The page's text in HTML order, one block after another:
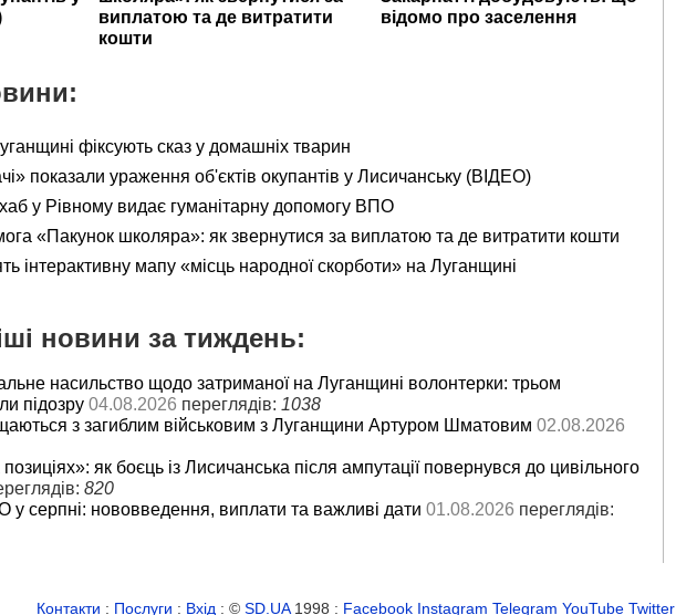
виплатою та де витратити
кошти
відомо про заселення
фіксують сказ у домашніх тварин
показали ураження об'єктів окупантів у Лисичанську (ВІДЕО)
у Рівному видає гуманітарну допомогу ВПО
«Пакунок школяра»: як звернутися за виплатою та де витратити кошти
інтерактивну мапу «місць народної скорботи» на Луганщині
новини за тиждень:
насильство щодо затриманої на Луганщині волонтерки: трьом
підозру 04.08.2026 переглядів: 1038
з загиблим військовим з Луганщини Артуром Шматовим 02.08.2026
як боєць із Лисичанська після ампутації повернувся до цивільного
820
серпні: нововведення, виплати та важливі дати 01.08.2026 переглядів:
Контакти : Послуги : Вхід : © SD.UA1998 : Facebook Instagram Telegram YouTube Twitter